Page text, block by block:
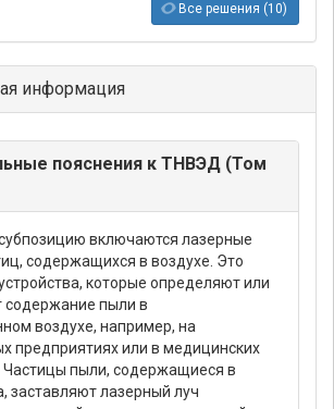
Все решения (10)
информация
пояснения к ТНВЭД (Том
включаются лазерные
содержащихся в воздухе. Это
которые определяют или
содержание пыли в
воздухе, например, на
предприятиях или в медицинских
пыли, содержащиеся в
заставляют лазерный луч